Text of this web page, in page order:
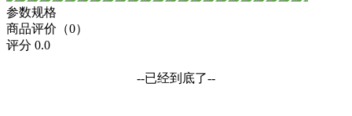
参数规格
商品评价（0）
评分 0.0
--已经到底了--